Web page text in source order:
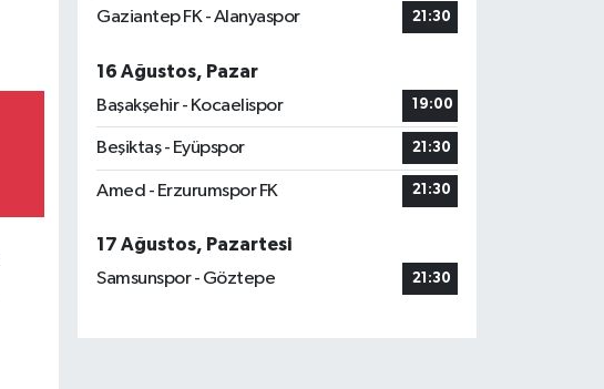
Gaziantep FK - Alanyaspor 21:30
16 Ağustos, Pazar
Başakşehir - Kocaelispor
19:00
Beşiktaş - Eyüpspor 21:30
Amed - Erzurumspor FK 21:30
17 Ağustos, Pazartesi
Samsunspor - Göztepe
21:30